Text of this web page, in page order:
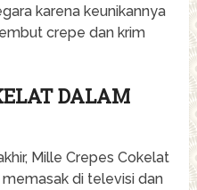
karena keunikannya
crepe dan krim
DALAM
Mille Crepes Cokelat
di televisi dan